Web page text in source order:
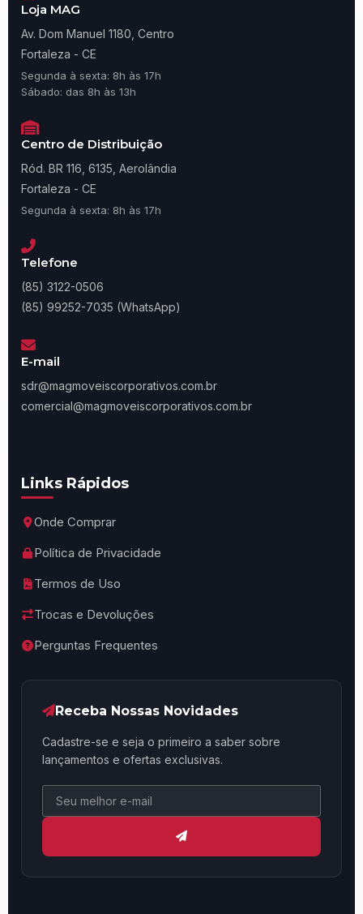
Loja MAG
Av. Dom Manuel 1180, Centro
Fortaleza - CE
Segunda à sexta: 8h às 17h
Sábado: das 8h às 13h
Centro de Distribuição
Ród. BR 116, 6135, Aerolândia
Fortaleza - CE
Segunda à sexta: 8h às 17h
Telefone
(85) 3122-0506
(85) 99252-7035 (WhatsApp)
E-mail
sdr@magmoveiscorporativos.com.br
comercial@magmoveiscorporativos.com.br
Links Rápidos
Onde Comprar
Política de Privacidade
Termos de Uso
Trocas e Devoluções
Perguntas Frequentes
Receba Nossas Novidades
Cadastre-se e seja o primeiro a saber sobre
lançamentos e ofertas exclusivas.